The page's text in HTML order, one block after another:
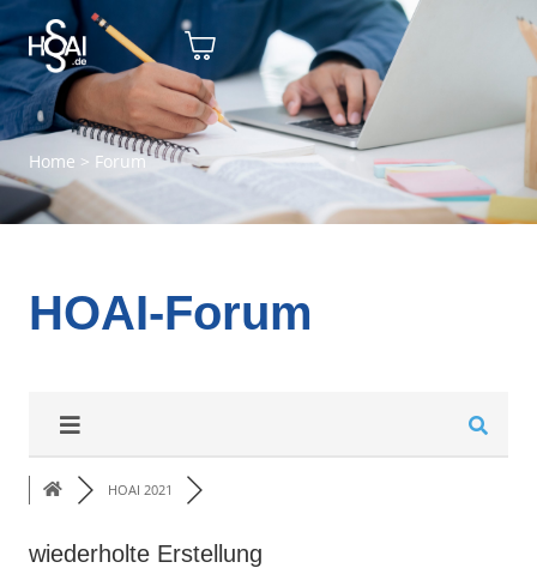
Home > Forum
HOAI-Forum
HOAI 2021
wiederholte Erstellung